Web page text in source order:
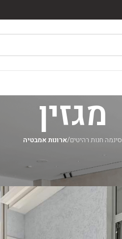
מגזין
סינמה חנות רהיטים/ארונות אמבטיה
ארונות
מאת סינמה